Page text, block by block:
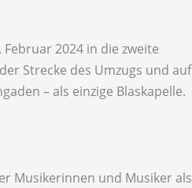
2024 in die zweite
Strecke des Umzugs und auf
– als einzige Blaskapelle.
Musikerinnen und Musiker als